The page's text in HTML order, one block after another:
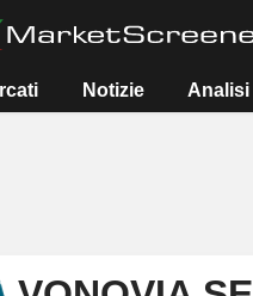
Notizie Analisi